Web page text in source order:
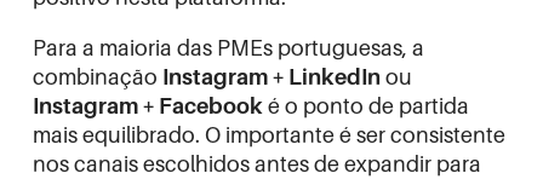
Para a maioria das PMEs portuguesas, a
combinação Instagram + LinkedIn ou
Instagram + Facebook é o ponto de partida
mais equilibrado. O importante é ser consistente
nos canais escolhidos antes de expandir para